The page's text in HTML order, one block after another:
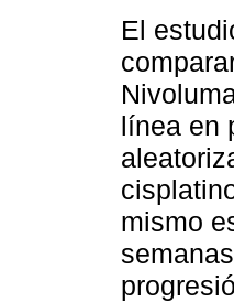
El
línea en
mismo